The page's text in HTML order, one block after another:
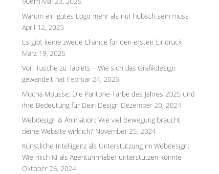
Warum ein gutes Logo mehr als nur hübsch sein muss
April 12, 2025
Es gibt keine zweite Chance für den ersten Eindruck
März 19, 2025
Von Tusche zu Tablets – Wie sich das Grafikdesign
gewandelt hat Februar 24, 2025
Mocha Mousse: Die Pantone-Farbe des Jahres 2025 und
ihre Bedeutung für Dein Design Dezember 20, 2024
Webdesign & Animation: Wie viel Bewegung braucht
deine Website wirklich? November 25, 2024
Künstliche Intelligenz als Unterstützung im Webdesign:
Wie mich KI als Agenturinhaber unterstützen könnte
Oktober 26, 2024